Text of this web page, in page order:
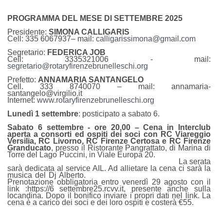
PROGRAMMA DEL MESE DI SETTEMBRE 2025
Presidente: SIMONA CALLIGARIS
Cell: 335 6067937– mail: calligarissimona@gmail.com
Segretario: FEDERICA JOB
Cell: 3335321006 - mail:
segretario@rotaryfirenzebrunelleschi.org
Prefetto: ANNAMARIA SANTANGELO
Cell. 333 8740070 – mail: annamaria-
santangelo@virgilio.it
Internet: www.rotaryfirenzebrunelleschi.org
Lunedì 1 settembre: posticipato a sabato 6.
Sabato 6 settembre - ore 20,00 – Cena in Interclub
aperta a consorti ed ospiti dei soci con RC Viareggio
Versilia, RC Livorno, RC Firenze Certosa e RC Firenze
Granducato, presso il Ristorante Pangrattato, di Marina di
Torre del Lago Puccini, in Viale Europa 20.
La serata
sarà dedicata al service AIL. Ad allietare la cena ci sarà la
musica del Dj Alberto.
Prenotazione obbligatoria entro venerdì 29 agosto con il
link :https://6 settembre25.rcvv.it, presente anche sulla
locandina. Dopo il bonifico inviare i propri dati nel link. La
cena è a carico dei soci e dei loro ospiti e costerà €55.